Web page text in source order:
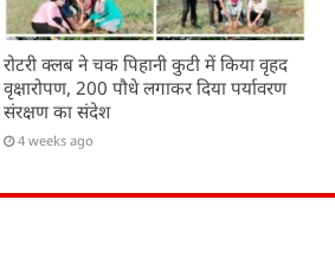
रोटरी क्लब ने चक पिहानी कुटी में किया वृहद
वृक्षारोपण, 200 पौधे लगाकर दिया पर्यावरण
संरक्षण का संदेश
4 weeks ago